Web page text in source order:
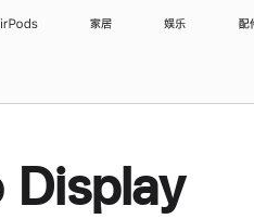
家居 娱乐 配
Display